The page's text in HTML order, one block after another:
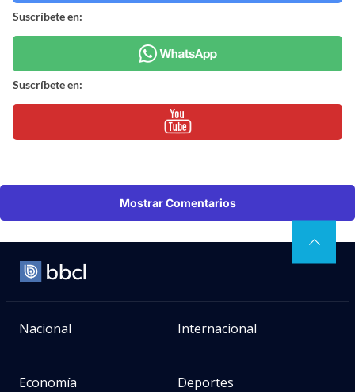
Suscríbete en:
Suscríbete en:
Mostrar Comentarios
Nacional Internacional
Economía Deportes